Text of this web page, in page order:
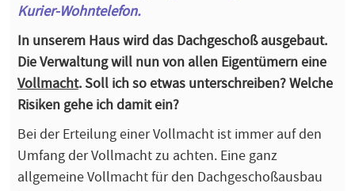
Kurier-Wohntelefon.
In unserem Haus wird das Dachgeschoß ausgebaut.
Die Verwaltung will nun von allen Eigentümern eine
Vollmacht. Soll ich so etwas unterschreiben? Welche
Risiken gehe ich damit ein?
Bei der Erteilung einer Vollmacht ist immer auf den
Umfang der Vollmacht zu achten. Eine ganz
allgemeine Vollmacht für den Dachgeschoßausbau